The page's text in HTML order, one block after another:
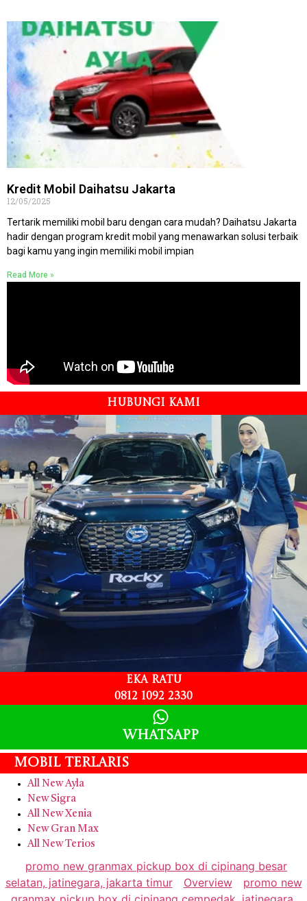
Kredit Mobil Daihatsu Jakarta
12/05/2025
Tertarik memiliki mobil baru dengan cara mudah? Daihatsu Jakarta
hadir dengan program kredit mobil yang menawarkan solusi terbaik
bagi kamu yang ingin memiliki mobil impian
Read More »
HUBUNGI KAMI
Eka Ratu
0812 1092 2330
Whatsapp
Mobil Terlaris
All New Ayla
New Sigra
All New Xenia
New Gran Max
All New Terios
promo new granmax pickup box di cipinang besar
selatan, jatinegara, jakarta timur
Overview
promo new